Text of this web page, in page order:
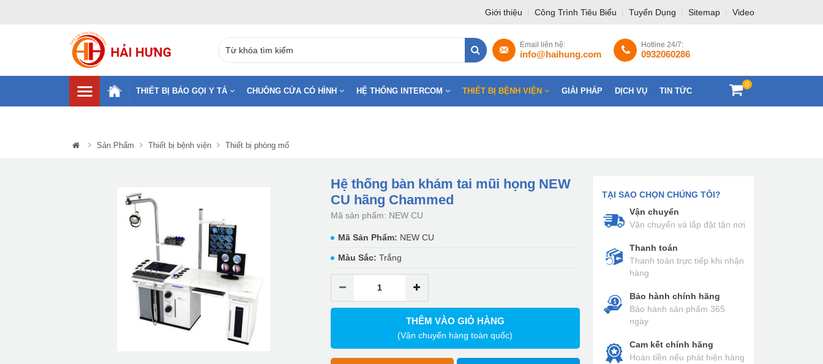
Giới thiệu Công Trình Tiêu Biểu Tuyển Dụng Sitemap Video
Hotline 24/7:
0932060286
Email liên hệ:
info@haihung.com
0
THIẾT BỊ BÁO GỌI Y TÁ CHUÔNG CỬA CÓ HÌNH HỆ THỐNG INTERCOM THIẾT BỊ BỆNH VIỆN GIẢI PHÁP DỊCH VỤ TIN TỨC
Sản Phẩm Thiết bị bệnh viện Thiết bị phòng mổ
Hệ thống bàn khám tai mũi họng NEW
CU hãng Chammed
Mã sản phẩm: NEW CU
Mã Sản Phẩm: NEW CU
Màu Sắc: Trắng
THÊM VÀO GIỎ HÀNG
(Vận chuyển hàng toàn quốc)
TẠI SAO CHỌN CHÚNG TÔI?
Vận chuyển
Vận chuyển và lắp đặt tận nơi
Thanh toán
Thanh toán trực tiếp khi nhận
hàng
Bảo hành chính hãng
Bảo hành sản phẩm 365
ngày
Cam kết chính hãng
Hoàn tiền nếu phát hiện hàng